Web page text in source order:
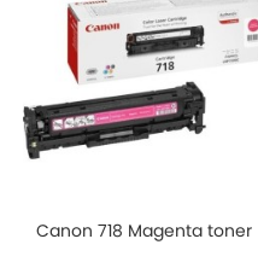
Canon 718 Magenta toner